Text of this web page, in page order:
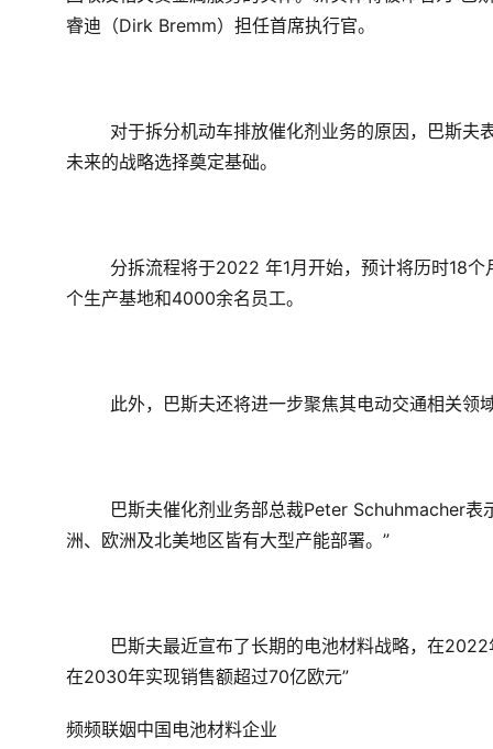
睿迪（Dirk Bremm）担任首席执行官。
对于拆分机动车排放催化剂业务的原因，巴斯夫
未来的战略选择奠定基础。
分拆流程将于2022 年1月开始，预计将历时18
个生产基地和4000余名员工。
此外，巴斯夫还将进一步聚焦其电动交通相关领
巴斯夫催化剂业务部总裁Peter Schuhmacher表
洲、欧洲及北美地区皆有大型产能部署。”
巴斯夫最近宣布了长期的电池材料战略， 在2022
在2030年实现销售额超过70亿欧元”
频频联姻中国电池材料企业